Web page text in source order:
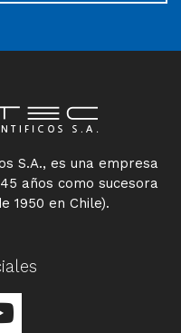
S.A., es una empresa
años como sucesora
1950 en Chile).